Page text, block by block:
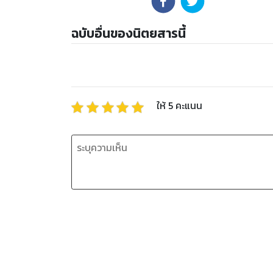
ฉบับอื่นของนิตยสารนี้
ให้ 5 คะแนน